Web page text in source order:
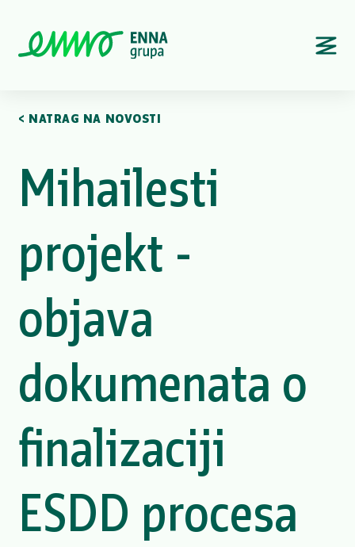
< NATRAG NA NOVOSTI
Mihailesti
projekt -
objava
dokumenata o
finalizaciji
ESDD procesa